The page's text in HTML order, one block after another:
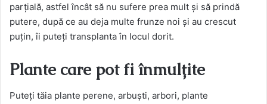
parțială, astfel încât să nu sufere prea mult și să prindă
putere, după ce au deja multe frunze noi și au crescut
puțin, îi puteți transplanta în locul dorit.
Plante care pot fi înmulțite
Puteți tăia plante perene, arbuști, arbori, plante